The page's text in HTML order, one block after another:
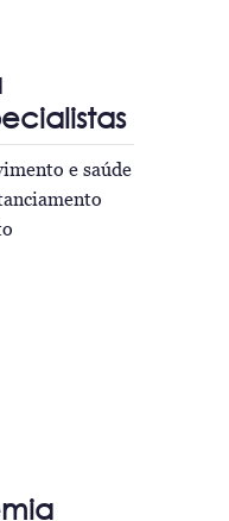
e saúde